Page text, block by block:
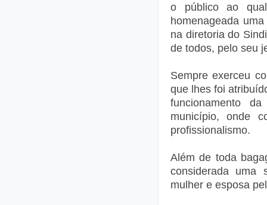
o público ao
homenageada
na diretoria do
de todos, pelo seu
Sempre exerceu
que lhes foi
funcionamento
município, onde
profissionalismo.
Além de toda
considerada uma
mulher e esposa